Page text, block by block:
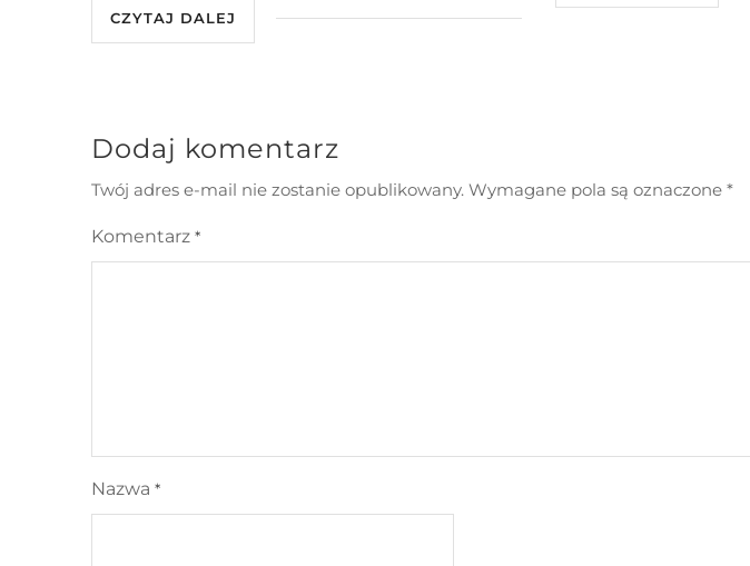
CZYTAJ DALEJ
Dodaj komentarz
Twój adres e-mail nie zostanie opublikowany. Wymagane pola są oznaczone *
Komentarz *
Nazwa *